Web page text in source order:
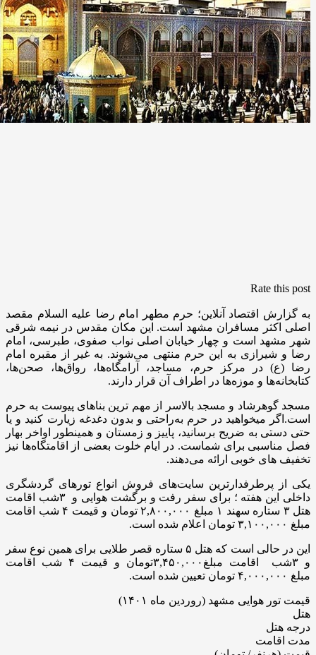
Rate this post
به گزارش اقتصاد آنلاین؛ حرم مطهر امام رضا علیه السلام مقصد
اصلی اکثر مسافران مشهد است. این مکان مقدس در نیمه شرقی
شهر مشهد است و چهار خیابان اصلی نواب صفوی، طبرسی، امام
رضا و شیرازی به این حرم منتهی می‌شوند. به غیر از مقبره امام
رضا (ع) در مرکز حرم، مساجد، آرامگاه‌ها، رواق‌ها، صحن‌ها،
کتابخانه‌ها و موزه‌ها در اطراف آن قرار دارند.
مسجد گوهرشاد و مسجد بالاسر از مهم ترین بناهای پیوست به حرم
است.اگر میخواهید در حرم به‌راحتی و بدون دغدغه زیارت کنید و یا
حتی دستی به ضریح برسانید، پاییز و زمستان و همینطور اواخر بهار
فصل مناسبی برای شماست. در ایام خلوت بعضی از اقامتگاه‌ها نیز
تخفیف های خوبی ارائه می‌دهند.
یکی از پرطرفدارترین سایت‌های فروش انواع تورهای گردشگری
داخلی این هفته ؛ برای سفر رفت و برگشت هوایی و ۳شب اقامت
هتل ۳ ستاره سهند ۱ مبلغ ۲,۸۰۰,۰۰۰ تومان و قیمت ۴ شب اقامت
مبلغ ۳,۱۰۰,۰۰۰ تومان اعلام شده است.
این در حالی است که هتل ۵ ستاره قصر طلایی برای همین نوع سفر
و ۳شب اقامت مبلغ۳,۴۵۰,۰۰۰تومان و قیمت ۴ شب اقامت
مبلغ ۴,۰۰۰,۰۰۰ تومان تعیین شده است.
قیمت تور هوایی مشهد (روردین ماه ۱۴۰۱)
هتل
درجه هتل
مدت اقامت